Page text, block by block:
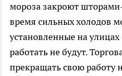
мороза закроют
время сильных холодов
установленные на улицах
работать не будут.
прекращать свою работу